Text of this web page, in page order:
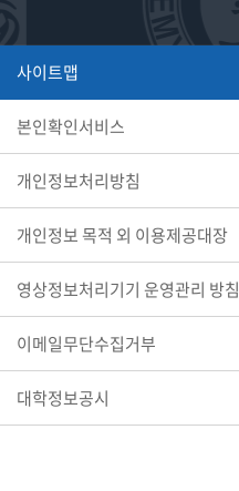
사이트맵
본인확인서비스
개인정보처리방침
개인정보 목적 외 이용제공대장
영상정보처리기기 운영관리 방침
이메일무단수집거부
대학정보공시